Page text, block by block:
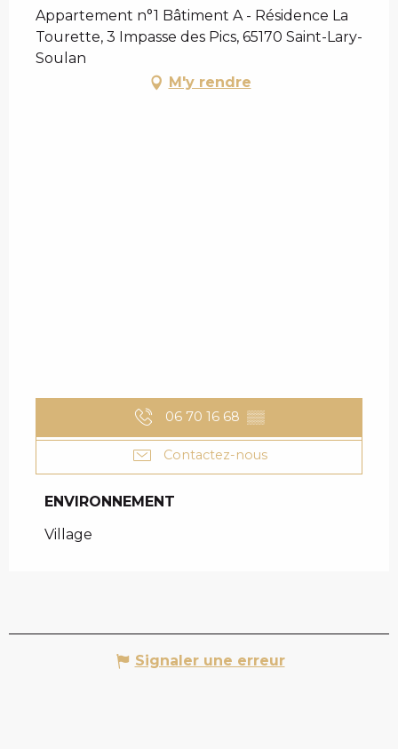
Appartement n°1 Bâtiment A - Résidence La
Tourette, 3 Impasse des Pics, 65170 Saint-Lary-
Soulan
M'y rendre
06 70 16 68 ▒▒
Contactez-nous
ENVIRONNEMENT
ENVIRONNEMENT
Village
Signaler une erreur